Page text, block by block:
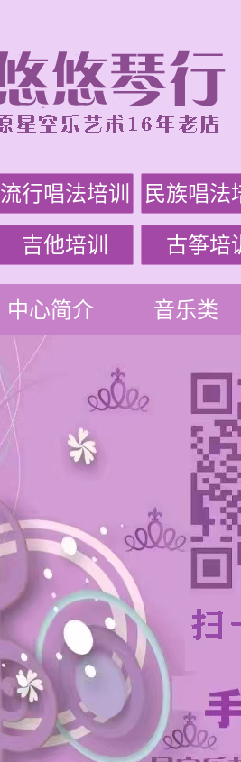
流行唱法培训 民族唱法
吉他培训 古筝培
中心简介 音乐类